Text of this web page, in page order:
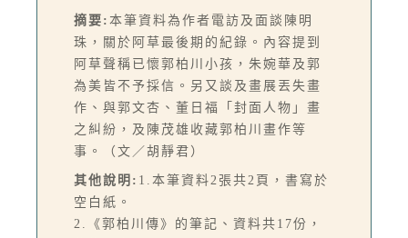
摘要: 本筆資料為作者電訪及面談陳明
珠，關於阿草最後期的紀錄。內容提到
阿草聲稱已懷郭柏川小孩，朱婉華及郭
為美皆不予採信。另又談及畫展丟失畫
作、與郭文杏、董日福「封面人物」畫
之糾紛，及陳茂雄收藏郭柏川畫作等
事。（文／胡靜君）
其他說明: 1.本筆資料2張共2頁，書寫於
空白紙。
2.《郭柏川傳》的筆記、資料共17份，